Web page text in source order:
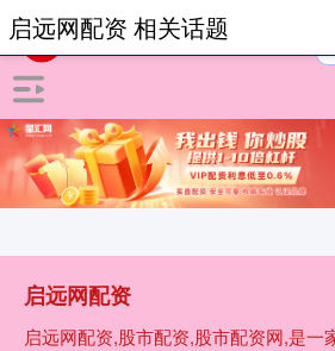
启远网配资
启远网配资,股市配资,股市配资网,是一
启远网配资 相关话题